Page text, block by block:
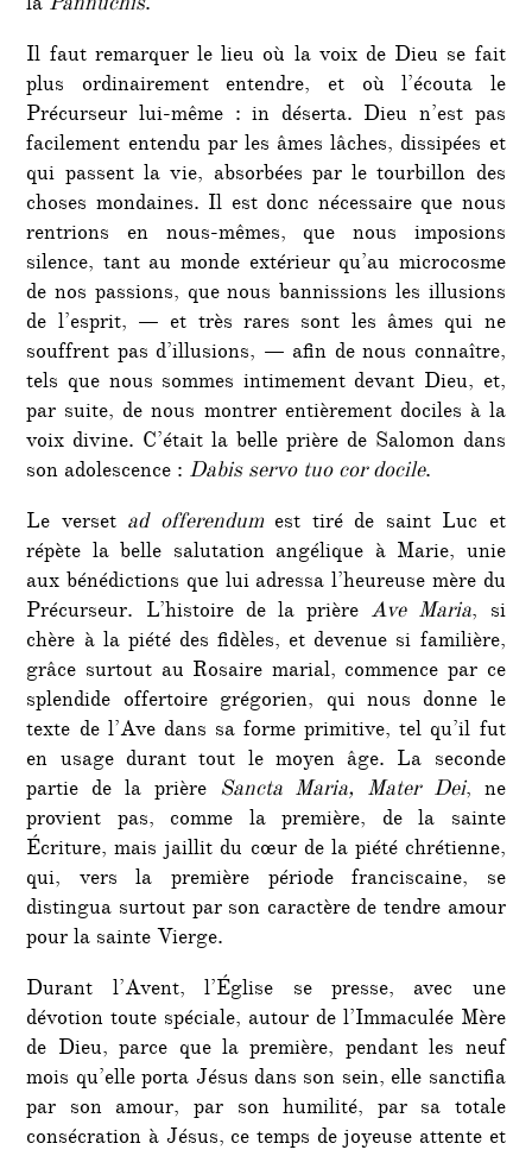
Il faut remarquer le lieu où la voix de Dieu se fait
plus ordinairement entendre, et où l’écouta le
Précurseur lui-même : in déserta. Dieu n’est pas
facilement entendu par les âmes lâches, dissipées et
qui passent la vie, absorbées par le tourbillon des
choses mondaines. Il est donc nécessaire que nous
rentrions en nous-mêmes, que nous imposions
silence, tant au monde extérieur qu’au microcosme
de nos passions, que nous bannissions les illusions
de l’esprit, — et très rares sont les âmes qui ne
souffrent pas d’illusions, — afin de nous connaître,
tels que nous sommes intimement devant Dieu, et,
par suite, de nous montrer entièrement dociles à la
voix divine. C’était la belle prière de Salomon dans
son adolescence : Dabis servo tuo cor docile.
Le verset ad offerendumest tiré de saint Luc et
répète la belle salutation angélique à Marie, unie
aux bénédictions que lui adressa l’heureuse mère du
Précurseur. L’histoire de la prière Ave Maria, si
chère à la piété des fidèles, et devenue si familière,
grâce surtout au Rosaire marial, commence par ce
splendide offertoire grégorien, qui nous donne le
texte de l’Ave dans sa forme primitive, tel qu’il fut
en usage durant tout le moyen âge. La seconde
partie de la prière Sancta Maria, Mater Dei, ne
provient pas, comme la première, de la sainte
Écriture, mais jaillit du cœur de la piété chrétienne,
qui, vers la première période franciscaine, se
distingua surtout par son caractère de tendre amour
pour la sainte Vierge.
Durant l’Avent, l’Église se presse, avec une
dévotion toute spéciale, autour de l’Immaculée Mère
de Dieu, parce que la première, pendant les neuf
mois qu’elle porta Jésus dans son sein, elle sanctifia
par son amour, par son humilité, par sa totale
consécration à Jésus, ce temps de joyeuse attente et